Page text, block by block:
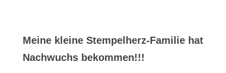
Meine kleine Stempelherz-Familie hat
Nachwuchs bekommen!!!